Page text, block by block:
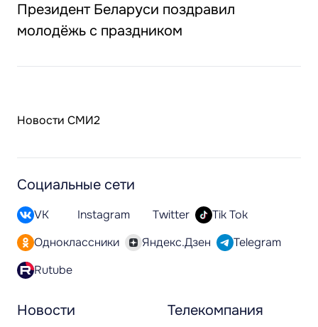
Президент Беларуси поздравил
молодёжь с праздником
Новости СМИ2
Новости Телекомпания
Социальные сети
VK Instagram Twitter
Tik Tok
Одноклассники
Яндекс.Дзен
Telegram
Rutube